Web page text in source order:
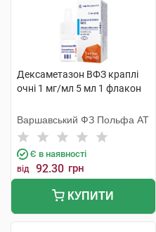
Дексаметазон ВФЗ краплі
очні 1 мг/мл 5 мл 1 флакон
Варшавський ФЗ Польфа АТ
Є в наявності
від 92.30 грн
КУПИТИ